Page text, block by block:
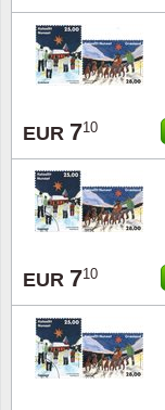
EUR 710
EUR 710